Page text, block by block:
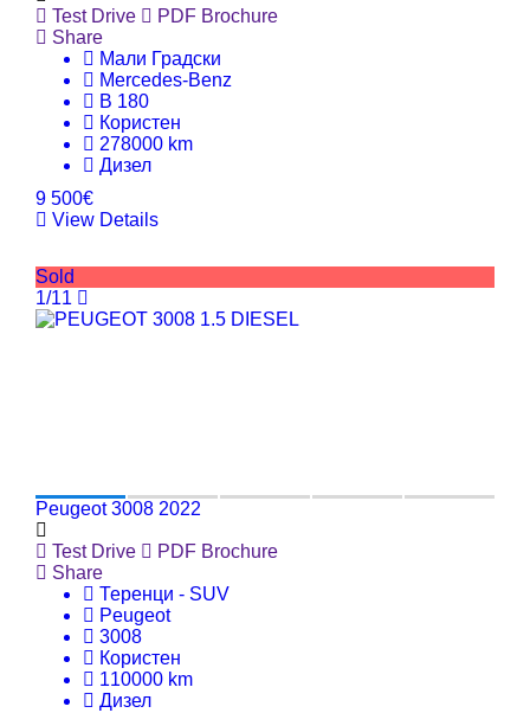
Test Drive
PDF Brochure
Share
Мали Градски
Mercedes-Benz
B 180
Користен
278000 km
Дизел
9 500€
View Details
Sold
1/11
Peugeot 3008 2022
Test Drive
PDF Brochure
Share
Теренци - SUV
Peugeot
3008
Користен
110000 km
Дизел